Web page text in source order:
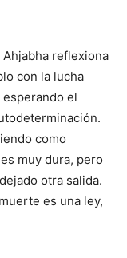
reflexiona
con la lucha
esperando el
como
muy dura, pero
otra salida.
es una ley,